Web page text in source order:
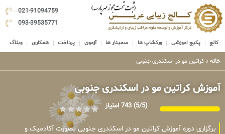
021-91094759
093-39535771
کالج پکیج اموزشی ورکشاپ ها سمینار ها آزمون پرداخت همکاری وبلاگ
خانه » کراتین مو در اسکندری جنوبی
آموزش کراتین مو در اسکندری جنوبی
(5/5) 743 امتیاز
برگزاری دوره آموزش کراتین مو در اسکندری جنوبی بصورت آکادمیک و